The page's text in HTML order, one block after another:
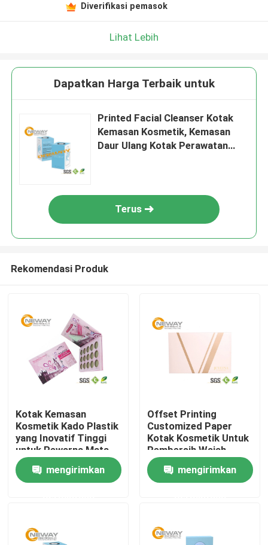
Rumah
Tentang kami
Diverifikasi pemasok
Lihat Lebih
Dapatkan Harga Terbaik untuk
Printed Facial Cleanser Kotak
Kemasan Kosmetik, Kemasan
Daur Ulang Kotak Perawatan
Terus
Rekomendasi Produk
Kotak Kemasan
Kosmetik Kado Plastik
yang Inovatif Tinggi
untuk Pewarna Mata
mengirimkan
Offset Printing
Customized Paper
Kotak Kosmetik Untuk
Pembersih Wajah,
Ramah Lingkungan
mengirimkan